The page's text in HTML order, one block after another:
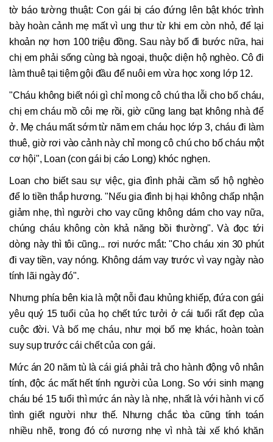
tờ báo tường thuật: Con gái bị cáo đứng lên bật khóc trình
bày hoàn cảnh mẹ mất vì ung thư từ khi em còn nhỏ, để lại
khoản nợ hơn 100 triệu đồng. Sau này bố đi bước nữa, hai
chị em phải sống cùng bà ngoại, thuộc diện hộ nghèo. Cô đi
làm thuê tại tiệm gội đầu để nuôi em vừa học xong lớp 12.
"Cháu không biết nói gì chỉ mong cô chú tha lỗi cho bố cháu,
chị em cháu mồ côi mẹ rồi, giờ cũng lang bạt không nhà để
ở. Mẹ cháu mất sớm từ năm em cháu học lớp 3, cháu đi làm
thuê, giờ rơi vào cảnh này chỉ mong cô chú cho bố cháu một
cơ hội", Loan (con gái bị cáo Long) khóc nghẹn.
Loan cho biết sau sự việc, gia đình phải cầm sổ hộ nghèo
để lo tiền thắp hương. "Nếu gia đình bị hại không chấp nhận
giảm nhẹ, thì người cho vay cũng không dám cho vay nữa,
chúng cháu không còn khả năng bồi thường". Và đọc tới
dòng này thì tôi cũng... rơi nước mắt: "Cho cháu xin 30 phút
đi vay tiền, vay nóng. Không dám vay trước vì vay ngày nào
tính lãi ngày đó".
Nhưng phía bên kia là một nỗi đau khủng khiếp, đứa con gái
yêu quý 15 tuổi của họ chết tức tưởi ở cái tuổi rất đẹp của
cuộc đời. Và bố mẹ cháu, như mọi bố mẹ khác, hoàn toàn
suy sụp trước cái chết của con gái.
Mức án 20 năm tù là cái giá phải trả cho hành động vô nhân
tính, độc ác mất hết tính người của Long. So với sinh mạng
cháu bé 15 tuổi thì mức án này là nhẹ, nhất là với hành vi cố
tình giết người như thế. Nhưng chắc tòa cũng tính toán
nhiều nhẽ, trong đó có nương nhẹ vì nhà tài xế khó khăn